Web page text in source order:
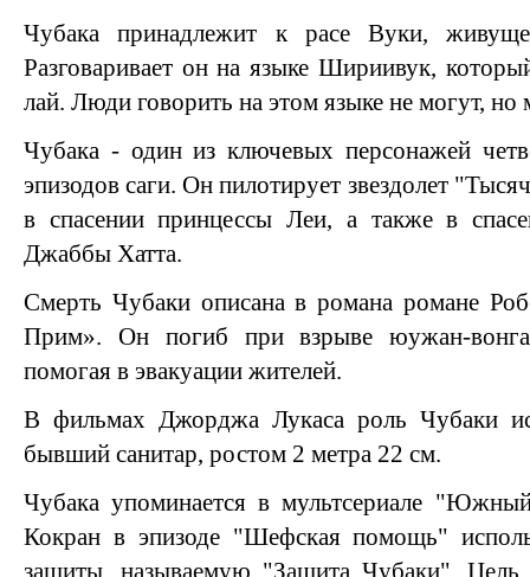
Чубака принадлежит к расе Вуки,
Разговаривает он на языке Шириивук,
лай. Люди говорить на этом языке не могут, но
Чубака - один из ключевых персонажей
эпизодов саги. Он пилотирует звездолет
в спасении принцессы Леи, а также в
Джаббы Хатта.
Смерть Чубаки описана в романа романе
Прим». Он погиб при взрыве юужан-
помогая в эвакуации жителей.
В фильмах Джорджа Лукаса роль Чубаки
бывший санитар, ростом 2 метра 22 см.
Чубака упоминается в мультсериале
Кокран в эпизоде "Шефская помощь"
защиты, называемую "Защита Чубаки". Цель